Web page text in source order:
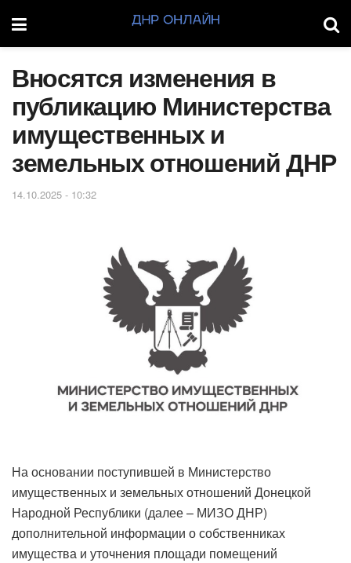
Вносятся изменения в
публикацию Министерства
имущественных и
земельных отношений ДНР
14.10.2025 - 10:32
На основании поступившей в Министерство
имущественных и земельных отношений Донецкой
Народной Республики (далее – МИЗО ДНР)
дополнительной информации о собственниках
имущества и уточнения площади помещений